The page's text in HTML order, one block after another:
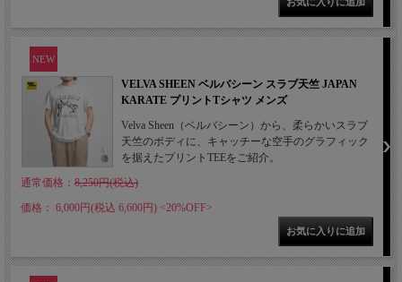
NEW
VELVA SHEEN ベルバシーン スラブ天竺 JAPAN
KARATE プリントTシャツ メンズ
Velva Sheen（ベルバシーン）から、柔らかいスラブ
天竺のボディに、キャッチーな空手のグラフィック
を据えたプリントTEEをご紹介。
通常価格： 8,250円(税込)
価格： 6,000円(税込 6,600円) <20%OFF>